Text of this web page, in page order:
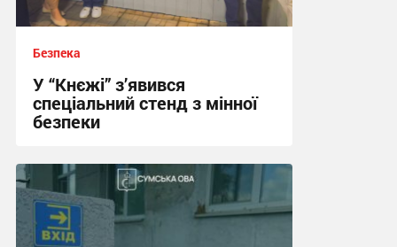
Безпека
У “Кнєжі” з’явився
спеціальний стенд з мінної
безпеки
17:24, 14.07.2026